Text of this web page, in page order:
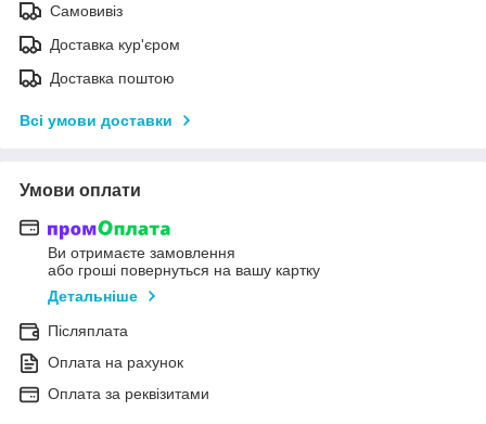
Самовивіз
Доставка кур'єром
Доставка поштою
Всі умови доставки
Умови оплати
Ви отримаєте замовлення
або гроші повернуться на вашу картку
Детальніше
Післяплата
Оплата на рахунок
Оплата за реквізитами